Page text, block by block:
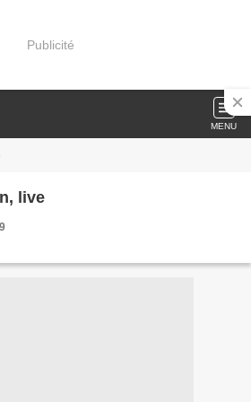
Publicité
MENU
live